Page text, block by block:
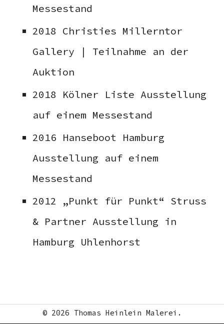
Messestand
2018 Christies Millerntor
Gallery | Teilnahme an der
Auktion
2018 Kölner Liste Ausstellung
auf einem Messestand
2016 Hanseboot Hamburg
Ausstellung auf einem
Messestand
2012 „Punkt für Punkt“ Struss
& Partner Ausstellung in
Hamburg Uhlenhorst
© 2026 Thomas Heinlein Malerei.